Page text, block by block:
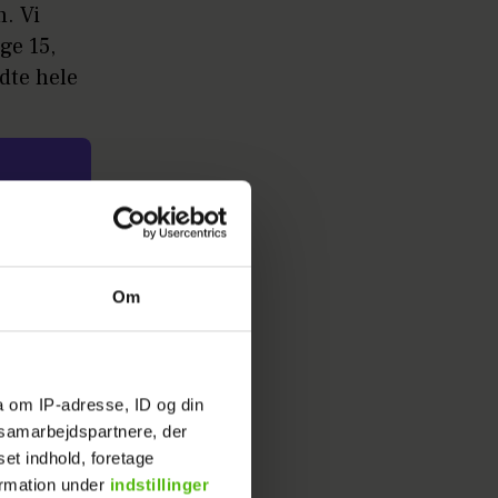
Om
om IP-adresse, ID og din
der
indhold, foretage
under indstillinger
Vi
15,
hele
ved os
var så
er